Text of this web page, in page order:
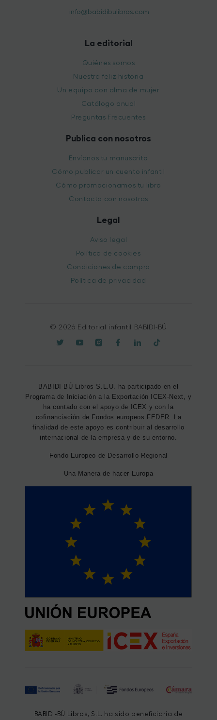
info@babidibulibros.com
La editorial
Quiénes somos
Nuestra feliz historia
Un equipo con alma de mujer
Catálogo anual
Preguntas Frecuentes
Publica con nosotros
Envíanos tu manuscrito
Cómo publicar un cuento infantil
Cómo promocionamos tu libro
Contacta con nosotras
Legal
Aviso legal
Política de cookies
Condiciones de compra
Política de privacidad
© 2026 Editorial infantil BABIDI-BÚ
BABIDI-BÚ Libros S.L.U. ha participado en el
Programa de Iniciación a la Exportación ICEX-Next, y
ha contado con el apoyo de ICEX y con la
cofinanciación de Fondos europeos FEDER. La
finalidad de este apoyo es contribuir al desarrollo
internacional de la empresa y de su entorno.
Fondo Europeo de Desarrollo Regional
Una Manera de hacer Europa
BABIDI-BÚ Libros, S.L. ha sido beneficiaria de